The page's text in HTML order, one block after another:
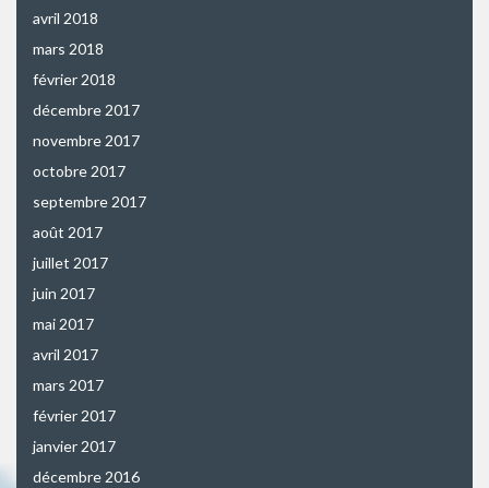
avril 2018
mars 2018
février 2018
décembre 2017
novembre 2017
octobre 2017
septembre 2017
août 2017
juillet 2017
juin 2017
mai 2017
avril 2017
mars 2017
février 2017
janvier 2017
décembre 2016